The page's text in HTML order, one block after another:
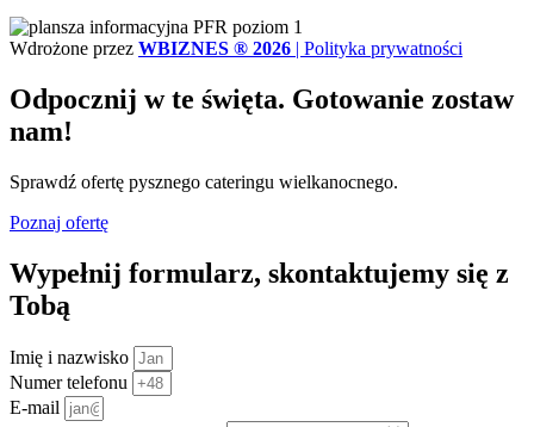
Wdrożone przez WBIZNES ® 2026 | Polityka prywatności
Odpocznij w te święta. Gotowanie zostaw
nam!
Sprawdź ofertę pysznego cateringu wielkanocnego.
Poznaj ofertę
Wypełnij formularz, skontaktujemy się z
Tobą
Imię i nazwisko
Numer telefonu
E-mail